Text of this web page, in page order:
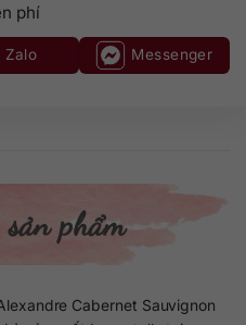
phí
Zalo Messenger
phẩm
Cabernet Sauvignon